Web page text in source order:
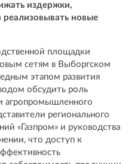
издержки,
реализовывать новые
площадки
сетям в Выборгском
этапом развития
обсудить роль
агропромышленного
регионального
«Газпром» и руководства
что доступ к